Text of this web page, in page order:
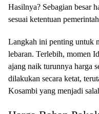
Hasilnya? Sebagian besar
sesuai ketentuan
Langkah ini penting untuk
lebaran. Terlebih, momen
ajang naik turunnya harga
dilakukan secara ketat,
Kosambi yang menjadi